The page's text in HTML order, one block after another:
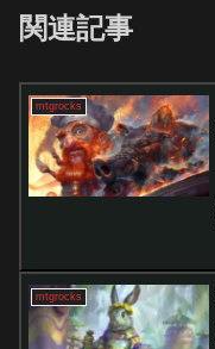
関連記事
mtgrocks
mtgrocks